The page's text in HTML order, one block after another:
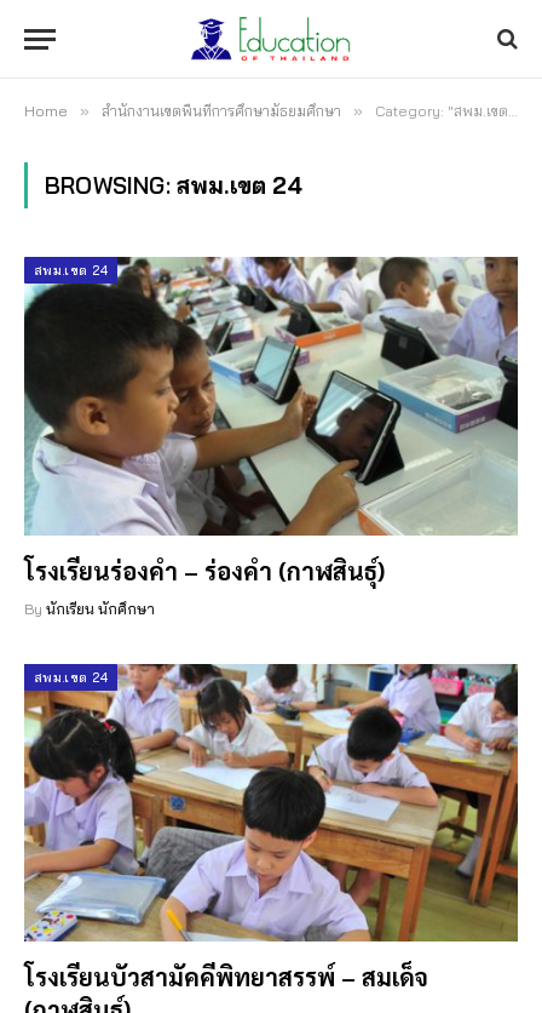
Home » สำนักงานเขตพื้นที่การศึกษามัธยมศึกษา » Category: "สพม.เขต 24"
BROWSING: สพม.เขต 24
สพม.เขต 24
โรงเรียนร่องคำ – ร่องคำ (กาฬสินธุ์)
By นักเรียน นักศึกษา
สพม.เขต 24
โรงเรียนบัวสามัคคีพิทยาสรรพ์ – สมเด็จ